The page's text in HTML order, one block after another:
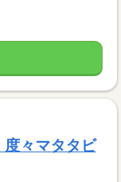
度々マタタビ